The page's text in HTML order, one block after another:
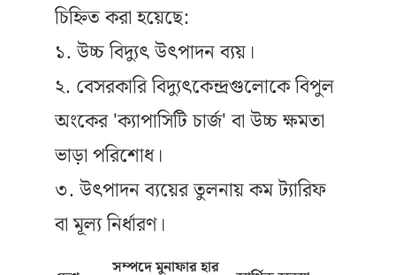
চিহ্নিত করা হয়েছে:
১. উচ্চ বিদ্যুৎ উৎপাদন ব্যয়।
২. বেসরকারি বিদ্যুৎকেন্দ্রগুলোকে বিপুল
অংকের 'ক্যাপাসিটি চার্জ' বা উচ্চ ক্ষমতা
ভাড়া পরিশোধ।
৩. উৎপাদন ব্যয়ের তুলনায় কম ট্যারিফ
বা মূল্য নির্ধারণ।
সম্পদে মুনাফার হার